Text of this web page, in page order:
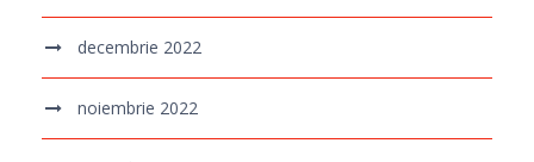
decembrie 2022
noiembrie 2022